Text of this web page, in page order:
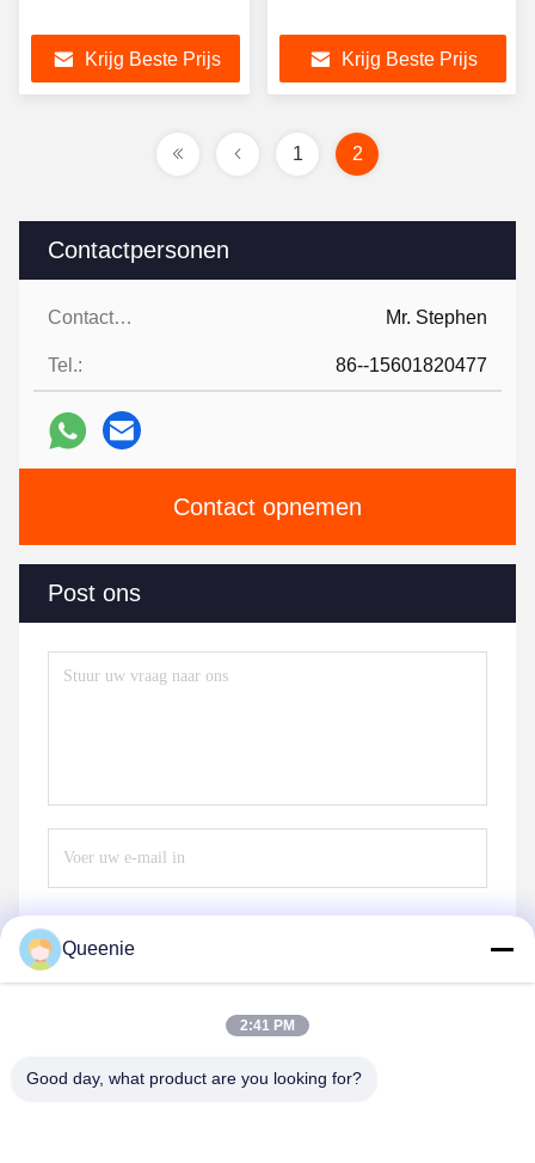
Contactpersonen
Contactpersonen: Mr. Stephen
Tel.: 86--15601820477
Contact opnemen
Post ons
Krijg Beste Prijs Krijg Beste Prijs
1 2
Queenie
2:41 PM
Good day, what product are you looking for?